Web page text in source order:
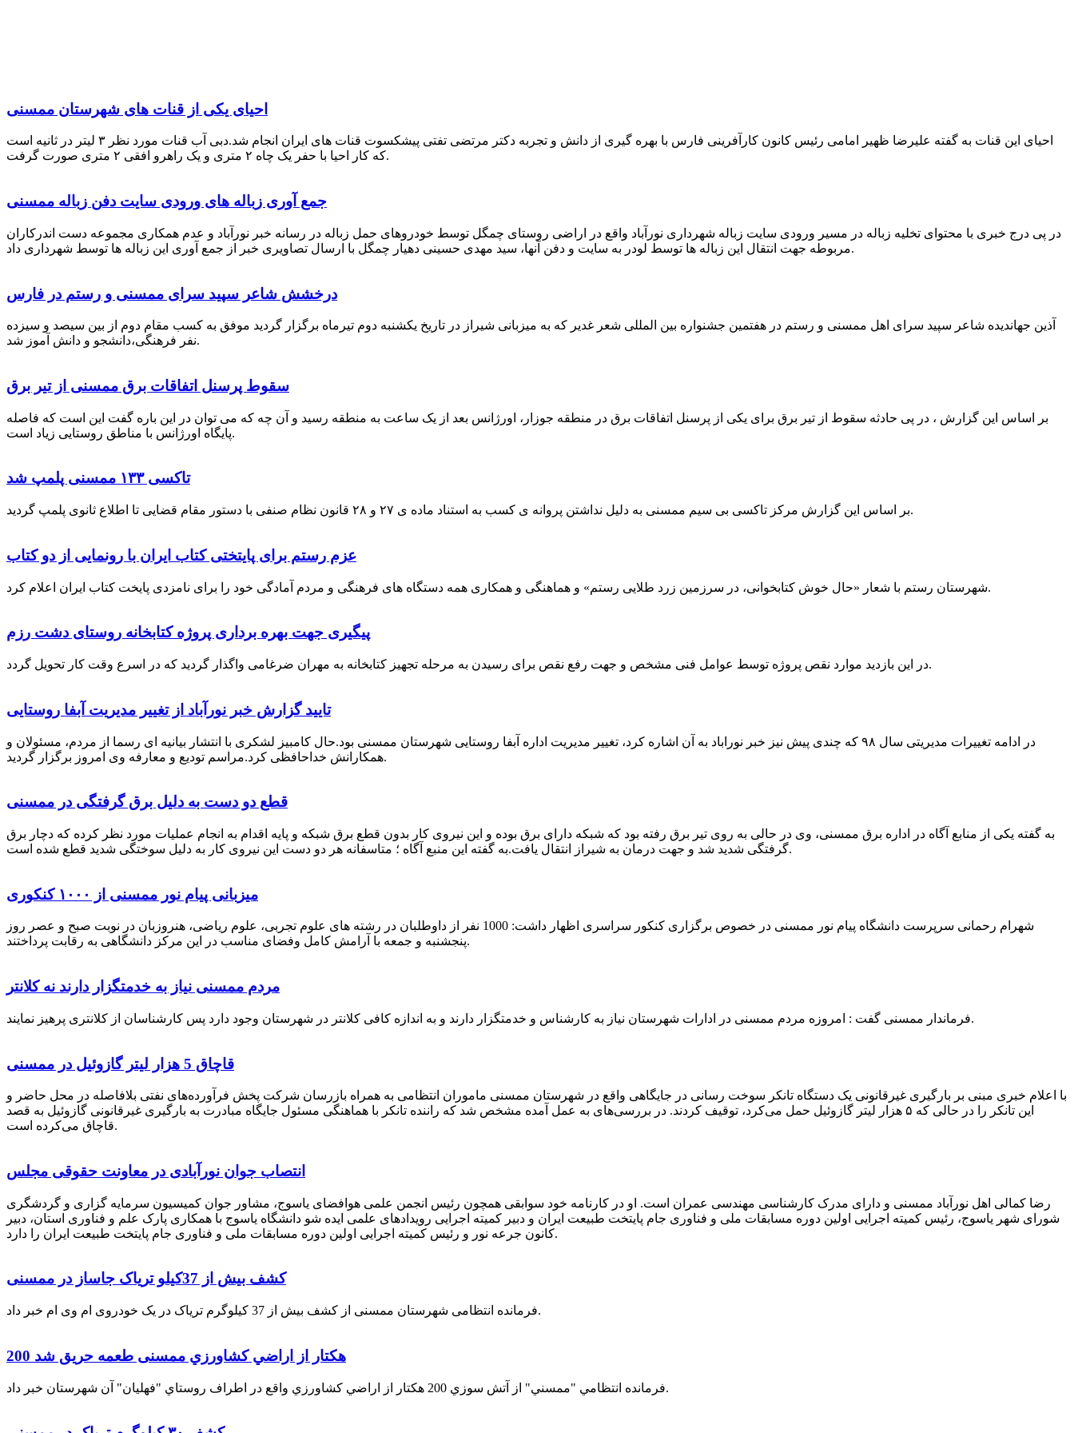
احیای یکی از قنات های شهرستان ممسنی
احیای این قنات به گفته علیرضا ظهیر امامی رئیس کانون کارآفرینی فارس با بهره گیری از دانش و تجربه دکتر مرتضی تفتی پیشکسوت قنات های ایران انجام شد.دبی آب قنات مورد نظر ۳ لیتر در ثانیه است
که کار احیا با حفر یک چاه ۲ متری و یک راهرو افقی ۲ متری صورت گرفت.
جمع آوری زباله های ورودی سایت دفن زباله ممسنی
در پی درج خبری با محتوای تخلیه زباله در مسیر ورودی سایت زباله شهرداری نورآباد واقع در اراضی روستای چمگل توسط خودروهای حمل زباله در رسانه خبر نورآباد و عدم همکاری مجموعه دست اندرکاران
مربوطه جهت انتقال این زباله ها توسط لودر به سایت و دفن آنها، سید مهدی حسینی دهیار چمگل با ارسال تصاویری خبر از جمع آوری این زباله ها توسط شهرداری داد.
درخشش شاعر سپید سرای ممسنی و رستم در فارس
آذین جهاندیده شاعر سپید سرای اهل ممسنی و رستم در هفتمین جشنواره بین المللی شعر غدیر که به میزبانی شیراز در تاریخ یکشنبه دوم تیرماه برگزار گردید موفق به کسب مقام دوم از بین سیصد و سیزده
نفر فرهنگی،دانشجو و دانش آموز شد.
سقوط پرسنل اتفاقات برق ممسنی از تیر برق
بر اساس این گزارش ، در پی حادثه سقوط از تیر برق برای یکی از پرسنل اتفاقات برق در منطقه جوزار، اورژانس بعد از یک ساعت به منطقه رسید و آن چه که می توان در این باره گفت این است که فاصله
پایگاه اورژانس با مناطق روستایی زیاد است.
تاکسی ۱۳۳ ممسنی پلمپ شد
بر اساس این گزارش مرکز تاکسی بی سیم ممسنی به دلیل نداشتن پروانه ی کسب به استناد ماده ی ۲۷ و ۲۸ قانون نظام صنفی با دستور مقام قضایی تا اطلاع ثانوی پلمپ گردید.
عزم رستم برای پایتختی کتاب ایران با رونمایی از دو کتاب
شهرستان رستم با شعار «حال خوش کتابخوانی، در سرزمین زرد طلایی رستم» و هماهنگی و همکاری همه دستگاه های فرهنگی و مردم آمادگی خود را برای نامزدی پایخت کتاب ایران اعلام کرد.
پیگیری جهت بهره برداری پروژه کتابخانه روستای دشت رزم
در این بازدید موارد نقص پروژه توسط عوامل فنی مشخص و جهت رفع نقص برای رسیدن به مرحله تجهیز کتابخانه به مهران ضرغامی واگذار گردید که در اسرع وقت کار تحویل گردد.
تایید گزارش خبر نورآباد از تغییر مدیریت آبفا روستایی
در ادامه تغییرات مدیریتی سال ۹۸ که چندی پیش نیز خبر نوراباد به آن اشاره کرد، تغییر مدیریت اداره آبفا روستایی شهرستان ممسنی بود.حال کامبیز لشکری با انتشار بیانیه ای رسما از مردم، مسئولان و
همکارانش خداحافظی کرد.مراسم تودیع و معارفه وی امروز برگزار گردید.
قطع دو دست به دلیل برق گرفتگی در ممسنی
به گفته یکی از منابع آگاه در اداره برق ممسنی، وی در حالی به روی تیر برق رفته بود که شبکه دارای برق بوده و این نیروی کار بدون قطع برق شبکه و پایه اقدام به انجام عملیات مورد نظر کرده که دچار برق
گرفتگی شدید شد و جهت درمان به شیراز انتقال یافت.به گفته این منبع آگاه ؛ متاسفانه هر دو دست این نیروی کار به دلیل سوختگی شدید قطع شده است.
میزبانی پیام نور ممسنی از ۱۰۰۰ کنکوری
شهرام رحمانی سرپرست دانشگاه پیام نور ممسنی در خصوص برگزاری کنکور سراسری اظهار داشت: 1000 نفر از داوطلبان در رشته های علوم تجربی، علوم ریاضی، هنروزبان در نوبت صبح و عصر روز
پنجشنبه و جمعه با آرامش کامل وفضای مناسب در این مرکز دانشگاهی به رقابت پرداختند.
مردم ممسنی نیاز به خدمتگزار دارند نه کلانتر
فرماندار ممسنی گفت : امروزه مردم ممسنی در ادارات شهرستان نیاز به کارشناس و خدمتگزار دارند و به اندازه کافی کلانتر در شهرستان وجود دارد پس کارشناسان از کلانتری پرهیز نمایند.
قاچاق 5 هزار لیتر گازوئیل در ممسنی
با اعلام خبری مبنی بر بارگیری غیرقانونی یک دستگاه تانکر سوخت رسانی در جایگاهی واقع در شهرستان ممسنی ماموران انتظامی به همراه بازرسان شرکت پخش فرآورده‌های نفتی بلافاصله در محل حاضر و
این تانکر را در حالی که ۵ هزار لیتر گازوئیل حمل می‌کرد، توقیف کردند. در بررسی‌های به عمل آمده مشخص شد که راننده تانکر با هماهنگی مسئول جایگاه مبادرت به بارگیری غیرقانونی گازوئیل به قصد
قاچاق می‌کرده است.
انتصاب جوان نورآبادی در معاونت حقوقی مجلس
رضا کمالی اهل نورآباد ممسنی و دارای مدرک کارشناسی مهندسی عمران است. او در کارنامه خود سوابقی همچون رئیس انجمن علمی هوافضای یاسوج، مشاور جوان کمیسیون سرمایه گزاری و گردشگری
شورای شهر یاسوج، رئیس کمیته اجرایی اولین دوره مسابقات ملی و فناوری جام پایتخت طبیعت ایران و دبیر کمیته اجرایی رویدادهای علمی ایده شو دانشگاه یاسوج با همکاری پارک علم و فناوری استان، دبیر
کانون جرعه نور و رئیس کمیته اجرایی اولین دوره مسابقات ملی و فناوری جام پایتخت طبیعت ایران را دارد.
کشف بیش از 37کیلو تریاک جاساز در ممسنی
فرمانده انتظامی شهرستان ممسنی از کشف بیش از 37 کیلوگرم تریاک در یک خودروی ام وی ام خبر داد.
200 هكتار از اراضي كشاورزي ممسنی طعمه حریق شد
فرمانده انتظامي "ممسني" از آتش سوزي 200 هكتار از اراضي كشاورزي واقع در اطراف روستاي "فهلیان" آن شهرستان خبر داد.